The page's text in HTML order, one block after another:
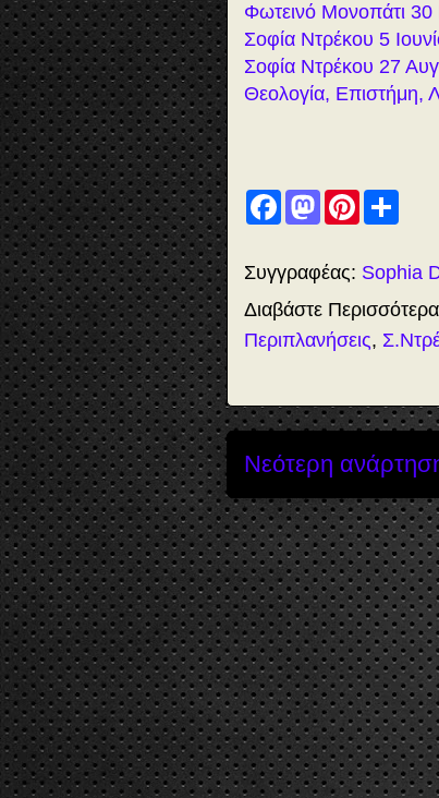
Φωτεινό Μονοπάτι
Σοφία Ντρέκου 5
Σοφία Ντρέκου 27
Θεολογία, Επιστήμη,
F
a
b
o
o
k
M
a
o
d
o
n
P
e
r
e
s
t
e
Συγγραφέας: Sophia
Διαβάστε
Περιπλανήσεις,
Νεότερη